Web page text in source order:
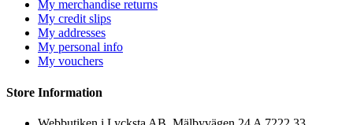
My merchandise returns
My credit slips
My addresses
My personal info
My vouchers
Store Information